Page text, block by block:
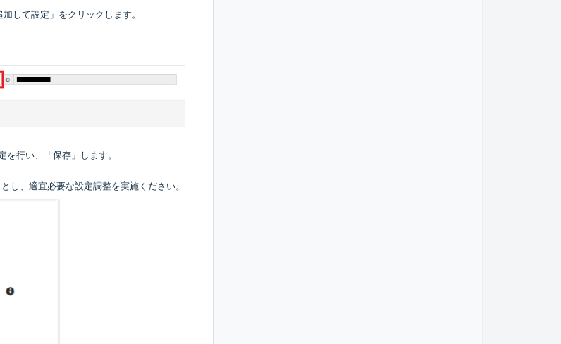
して設定」をクリックします。
を行い、「保存」します。
し、適宜必要な設定調整を実施ください。